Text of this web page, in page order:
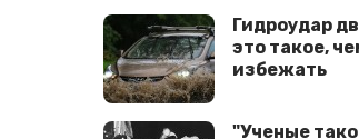
Гидроудар
это такое,
избежать
"Ученые